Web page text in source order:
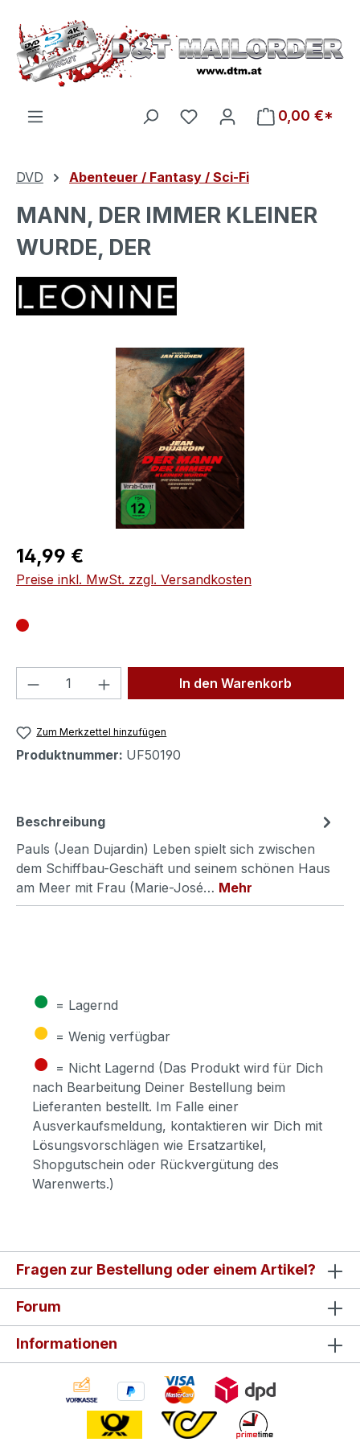
Zum Hauptinhalt springen
Du hast 0 Produkte auf
0,00 €*
DVD Abenteuer / Fantasy / Sci-Fi
MANN, DER IMMER KLEINER
WURDE, DER
Bildergalerie überspringen
Regulärer Preis:
14,99 €
Preise inkl. MwSt. zzgl. Versandkosten
Produkt Anzahl: Gib denIn den Warenkorb
Zum Merkzettel hinzufügen
Produktnummer: UF50190
Beschreibung
Pauls (Jean Dujardin) Leben spielt sich zwischen
dem Schiffbau-Geschäft und seinem schönen Haus
am Meer mit Frau (Marie-José… Mehr
● = Lagernd
● = Wenig verfügbar
● = Nicht Lagernd (Das Produkt wird für Dich
nach Bearbeitung Deiner Bestellung beim
Lieferanten bestellt. Im Falle einer
Ausverkaufsmeldung, kontaktieren wir Dich mit
Lösungsvorschlägen wie Ersatzartikel,
Shopgutschein oder Rückvergütung des
Warenwerts.)
Fragen zur Bestellung oder einem Artikel?
Forum
Informationen